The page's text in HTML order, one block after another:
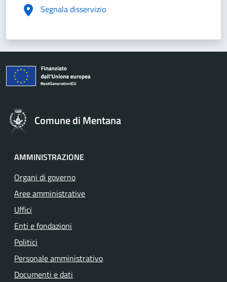
Segnala disservizio
Comune di Mentana
AMMINISTRAZIONE
Organi di governo
Aree amministrative
Uffici
Enti e fondazioni
Politici
Personale amministrativo
Documenti e dati